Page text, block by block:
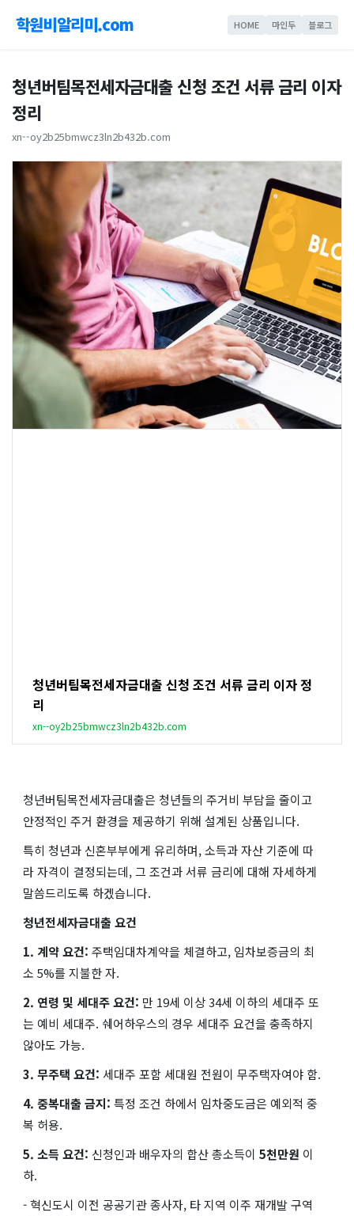
학원비알리미.com HOME 마인두 블로그
청년버팀목전세자금대출 신청 조건 서류 금리 이자
정리
xn--oy2b25bmwcz3ln2b432b.com
청년버팀목전세자금대출 신청 조건 서류 금리 이자 정
리
xn--oy2b25bmwcz3ln2b432b.com
청년버팀목전세자금대출은 청년들의 주거비 부담을 줄이고
안정적인 주거 환경을 제공하기 위해 설계된 상품입니다.
특히 청년과 신혼부부에게 유리하며, 소득과 자산 기준에 따
라 자격이 결정되는데, 그 조건과 서류 금리에 대해 자세하게
말씀드리도록 하겠습니다.
청년전세자금대출 요건
1. 계약 요건: 주택임대차계약을 체결하고, 임차보증금의 최
소 5%를 지불한 자.
2. 연령 및 세대주 요건: 만 19세 이상 34세 이하의 세대주 또
는 예비 세대주. 쉐어하우스의 경우 세대주 요건을 충족하지
않아도 가능.
3. 무주택 요건: 세대주 포함 세대원 전원이 무주택자여야 함.
4. 중복대출 금지: 특정 조건 하에서 임차중도금은 예외적 중
복 허용.
5. 소득 요건: 신청인과 배우자의 합산 총소득이 5천만원 이
하.
- 혁신도시 이전 공공기관 종사자, 타 지역 이주 재개발 구역